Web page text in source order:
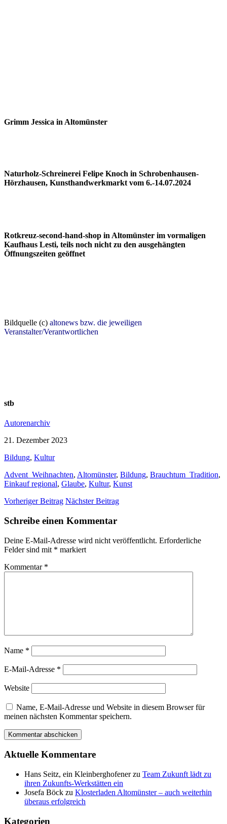
Grimm Jessica in Altomünster
Naturholz-Schreinerei Felipe Knoch in Schrobenhausen-
Hörzhausen, Kunsthandwerkmarkt vom 6.-14.07.2024
Rotkreuz-second-hand-shop in Altomünster im vormaligen
Kaufhaus Lesti, teils noch nicht zu den ausgehängten
Öffnungszeiten geöffnet
Bildquelle (c) altonews bzw. die jeweiligen
Veranstalter/Verantwortlichen
stb
Autorenarchiv
21. Dezember 2023
Bildung, Kultur
Advent_Weihnachten, Altomünster, Bildung, Brauchtum_Tradition,
Einkauf regional, Glaube, Kultur, Kunst
Vorheriger Beitrag Nächster Beitrag
Schreibe einen Kommentar
Deine E-Mail-Adresse wird nicht veröffentlicht. Erforderliche
Felder sind mit * markiert
Kommentar *
Name *
E-Mail-Adresse *
Website
Name, E-Mail-Adresse und Website in diesem Browser für
meinen nächsten Kommentar speichern.
Aktuelle Kommentare
Hans Seitz, ein Kleinberghofenerzu Team Zukunft lädt zu
ihren Zukunfts-Werkstätten ein
Josefa Böck zu Klosterladen Altomünster – auch weiterhin
überaus erfolgreich
Kategorien